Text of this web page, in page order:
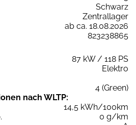
Schwarz
Zentrallager
ab ca. 18.08.2026
823238865
87 kW / 118 PS
Elektro
4 (Green)
nach WLTP:
14,5 kWh/100km
0 g/km